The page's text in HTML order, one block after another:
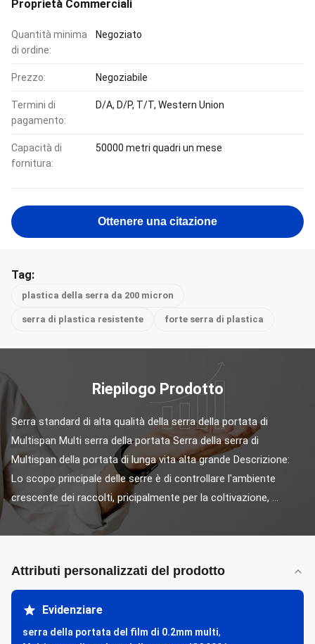
Proprietà Commerciali
Quantità minima
di ordine:
Negoziato
Prezzo: Negoziabile
Termini di
pagamento:
D/A, D/P, T/T, Western Union
Capacità di
fornitura:
50000 metri quadri un mese
Ottenere una citazione
Tag:
plastica della serra da 200 micron
serra di plastica resistente forte serra di plastica
Riepilogo Prodotto
Serra standard di alta qualità della serra della portata di
Multispan Multi serra della portata Serra della serra di
Multispan della portata di lunga vita alta grande Descrizione:
Lo scopo principale delle serre è di controllare l'ambiente
crescente dei raccolti, pricipalmente per la coltivazione, ...
Attributi personalizzati del prodotto
Evidenziare
serra della portata del film di 0.2mm multi,